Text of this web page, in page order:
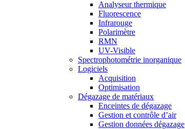
Analyseur thermique
Fluorescence
Infrarouge
Polarimètre
RMN
UV-Visible
Spectrophotométrie inorganique
Logiciels
Acquisition
Optimisation
Dégazage de matériaux
Enceintes de dégazage
Gestion et contrôle d’air
Gestion données dégazage